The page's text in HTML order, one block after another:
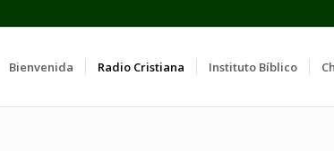
Bienvenida Radio Cristiana Instituto Bíblico